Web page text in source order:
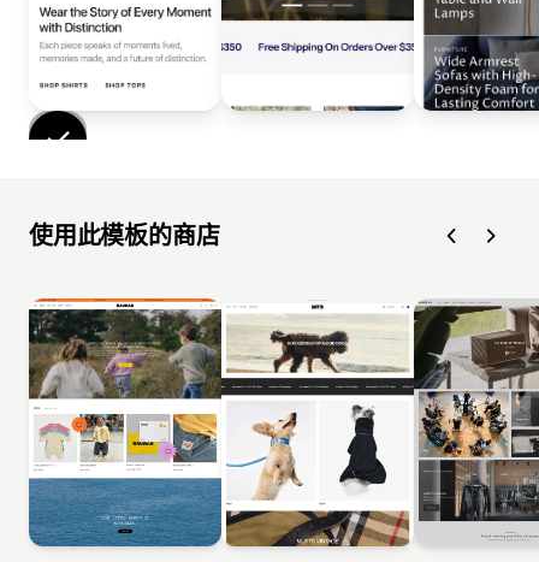
使用此模板的商店